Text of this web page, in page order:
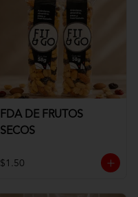
FDA DE FRUTOS
SECOS
$1.50